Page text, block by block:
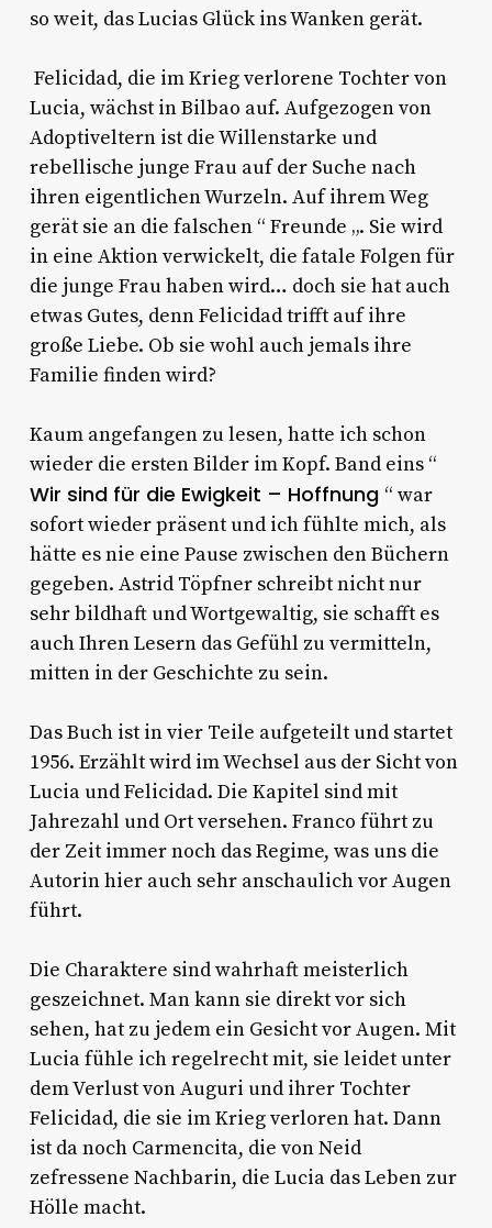
so weit, das Lucias Glück ins Wanken gerät.
Felicidad, die im Krieg verlorene Tochter von
Lucia, wächst in Bilbao auf. Aufgezogen von
Adoptiveltern ist die Willenstarke und
rebellische junge Frau auf der Suche nach
ihren eigentlichen Wurzeln. Auf ihrem Weg
gerät sie an die falschen “ Freunde „. Sie wird
in eine Aktion verwickelt, die fatale Folgen für
die junge Frau haben wird… doch sie hat auch
etwas Gutes, denn Felicidad trifft auf ihre
große Liebe. Ob sie wohl auch jemals ihre
Familie finden wird?
Kaum angefangen zu lesen, hatte ich schon
wieder die ersten Bilder im Kopf. Band eins “
Wir sind für die Ewigkeit – Hoffnung “ war
sofort wieder präsent und ich fühlte mich, als
hätte es nie eine Pause zwischen den Büchern
gegeben. Astrid Töpfner schreibt nicht nur
sehr bildhaft und Wortgewaltig, sie schafft es
auch Ihren Lesern das Gefühl zu vermitteln,
mitten in der Geschichte zu sein.
Das Buch ist in vier Teile aufgeteilt und startet
1956. Erzählt wird im Wechsel aus der Sicht von
Lucia und Felicidad. Die Kapitel sind mit
Jahrezahl und Ort versehen. Franco führt zu
der Zeit immer noch das Regime, was uns die
Autorin hier auch sehr anschaulich vor Augen
führt.
Die Charaktere sind wahrhaft meisterlich
geszeichnet. Man kann sie direkt vor sich
sehen, hat zu jedem ein Gesicht vor Augen. Mit
Lucia fühle ich regelrecht mit, sie leidet unter
dem Verlust von Auguri und ihrer Tochter
Felicidad, die sie im Krieg verloren hat. Dann
ist da noch Carmencita, die von Neid
zefressene Nachbarin, die Lucia das Leben zur
Hölle macht.